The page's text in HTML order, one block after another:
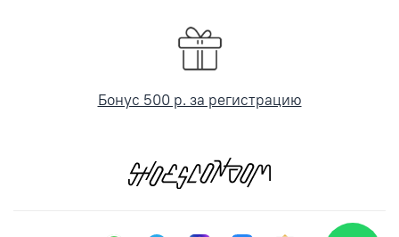
Бонус 500 р. за регистрацию